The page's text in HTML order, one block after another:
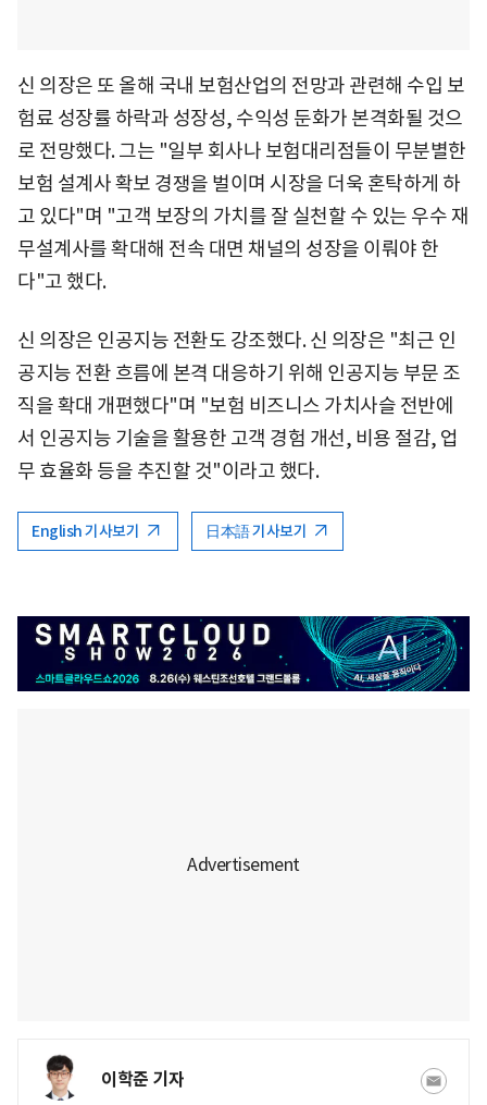
신 의장은 또 올해 국내 보험산업의 전망과 관련해 수입 보
험료 성장률 하락과 성장성, 수익성 둔화가 본격화될 것으
로 전망했다. 그는 "일부 회사나 보험대리점들이 무분별한
보험 설계사 확보 경쟁을 벌이며 시장을 더욱 혼탁하게 하
고 있다"며 "고객 보장의 가치를 잘 실천할 수 있는 우수 재
무설계사를 확대해 전속 대면 채널의 성장을 이뤄야 한
다"고 했다.
신 의장은 인공지능 전환도 강조했다. 신 의장은 "최근 인
공지능 전환 흐름에 본격 대응하기 위해 인공지능 부문 조
직을 확대 개편했다"며 "보험 비즈니스 가치사슬 전반에
서 인공지능 기술을 활용한 고객 경험 개선, 비용 절감, 업
무 효율화 등을 추진할 것"이라고 했다.
English 기사보기 日本語 기사보기
이학준 기자